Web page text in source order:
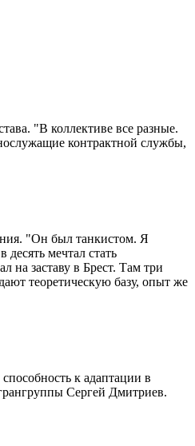
"В коллективе все разные.
контрактной службы,
"Он был танкистом. Я
мечтал стать
на заставу в Брест. Там три
теоретическую базу, опыт же
к адаптации в
Сергей Дмитриев.